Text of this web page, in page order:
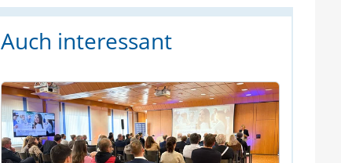
Auch interessant